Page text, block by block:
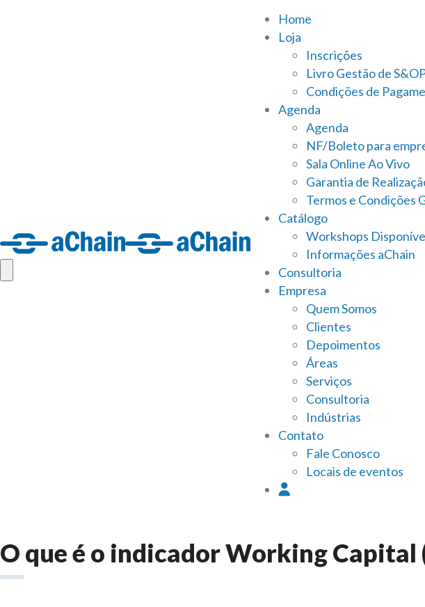
Home
Loja
Inscrições
Livro Gestão de
Condições de
Agenda
Agenda
NF/Boleto para
Sala Online Ao Vivo
Garantia de
Termos e Condições
Catálogo
Workshops
Informações aChain
Consultoria
Empresa
Quem Somos
Clientes
Depoimentos
Áreas
Serviços
Consultoria
Indústrias
Contato
Fale Conosco
Locais de eventos
O que é o indicador Working Capital